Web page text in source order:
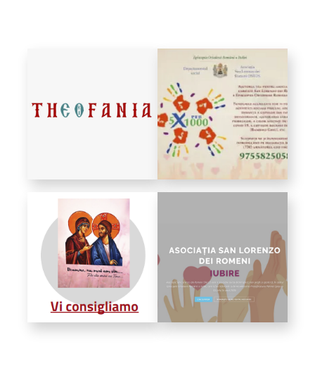
Apostolia Italia
Comunicati stampa
Gli Statuti e le leggi
Lettere pastorali
Biblioteca
Risorse multimediali
Opinioni Ortodosse
Dalla vita
diocesi
CSDE
La Parola del Vescovo
Lectura Lunii
Prezentarea
Parohiilor